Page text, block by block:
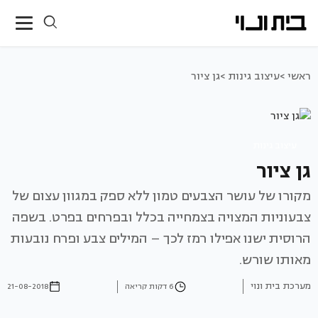
ראשי >עיצוב גינות >גן ציור
גן ציור
מקורו של עושר הצבעים טמון ללא ספק במגוון עצום של
צבעוניות המצויה בצמחייה בכלל ובפרחים בפרט. בשפה
הרוסית ישנו אפילו רמז לכך – המילים צבע ופרח נובעות
מאותו שורש.
מערכת בית ונוי 6 דקות קריאה 21-08-2018